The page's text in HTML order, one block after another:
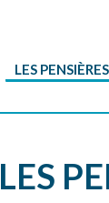
LES PENSIÈRES
LES